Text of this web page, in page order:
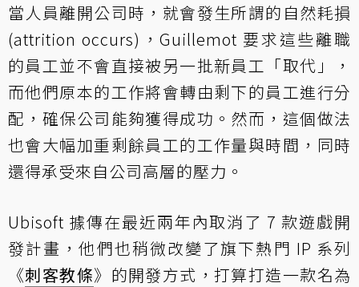
當人員離開公司時，就會發生所謂的自然耗損
(attrition occurs)，Guillemot 要求這些離職
的員工並不會直接被另一批新員工「取代」，
而他們原本的工作將會轉由剩下的員工進行分
配，確保公司能夠獲得成功。然而，這個做法
也會大幅加重剩餘員工的工作量與時間，同時
還得承受來自公司高層的壓力。
Ubisoft 據傳在最近兩年內取消了 7 款遊戲開
發計畫，他們也稍微改變了旗下熱門 IP 系列
《刺客教條》的開發方式，打算打造一款名為